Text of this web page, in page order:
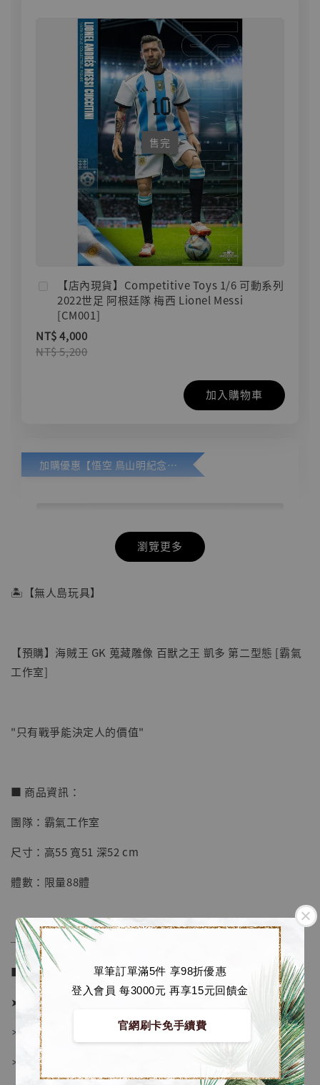
單筆訂單滿5件 享98折優惠
登入會員 每3000元 再享15元回饋金
官網刷卡免手續費
售完
【店內現貨】Competitive Toys 1/6 可動系列
2022世足 阿根廷隊 梅西 Lionel Messi
[CM001]
NT$ 4,000
NT$ 5,200
加入購物車
加購優惠【悟空 鳥山明紀念款 [奇蹟工作室]】
明紀念款 [奇蹟工作室]
NT$ 5,580
瀏覽更多
🏝【無人島玩具】
【預購】海賊王 GK 蒐藏雕像 百獸之王 凱多 第二型態 [霸氣
工作室]
"只有戰爭能決定人的價值"
■ 商品資訊：
團隊：霸氣工作室
尺寸：高55 寬51 深52 cm
體數：限量88體
──────────────
■ 販售資訊 (NT$)：
➤ 價格 17980元 (訂金10580)
＊ 國際運費另計
＊ 刷卡免手續費